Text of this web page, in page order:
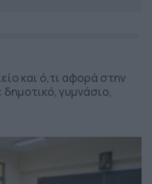
και ό,τι αφορά στην
γυμνάσιο,